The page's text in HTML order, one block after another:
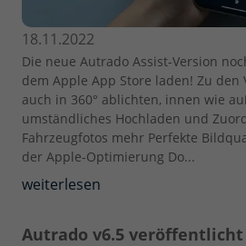
18.11.2022
Die neue Autrado Assist-Version
dem Apple App Store laden! Zu den
auch in 360° ablichten, innen wie
umständliches Hochladen und
Fahrzeugfotos mehr Perfekte
der Apple-Optimierung Do...
weiterlesen
Autrado v6.5 veröffentlicht